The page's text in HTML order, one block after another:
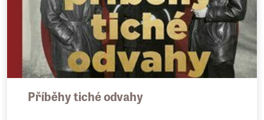
Příběhy tiché odvahy